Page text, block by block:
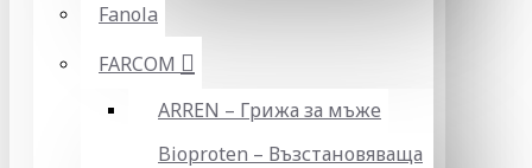
Fanola
FARCOM
ARREN – Грижа за мъже
Bioproten – Възстановяваща